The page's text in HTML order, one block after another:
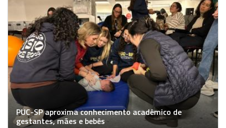
PUC-SP aproxima conhecimento acadêmico de
gestantes, mães e bebês